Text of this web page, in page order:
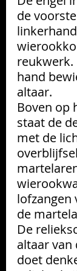
de
reukwerk.
hand
altaar.
Boven op
staat de
met de
lofzangen
de
De
altaar
doet